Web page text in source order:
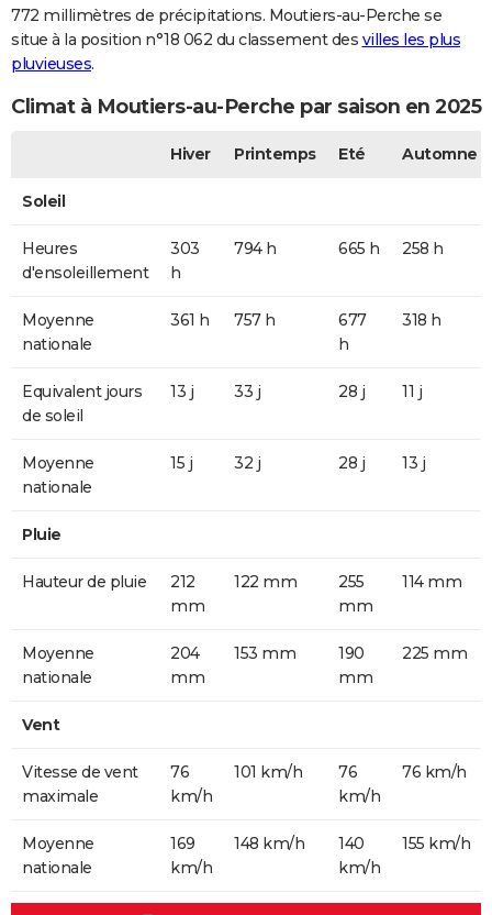
772 millimètres de précipitations. Moutiers-au-Perche se
situe à la position n°18 062 du classement des villes les plus
pluvieuses.
Climat à Moutiers-au-Perche par saison en 2025
Hiver Printemps Eté Automne
Soleil
Heures
d'ensoleillement
303
h
794 h 665 h 258 h
Moyenne
nationale
361 h 757 h
677
h
318 h
Equivalent jours
de soleil
13 j 33 j 28 j 11 j
Moyenne
nationale
15 j 32 j 28 j 13 j
Pluie
Hauteur de pluie
212
mm
122 mm
255
mm
114 mm
Moyenne
nationale
204
mm
153 mm
190
mm
225 mm
Vent
Vitesse de vent
maximale
76
km/h
101 km/h
76
km/h
76 km/h
Moyenne
nationale
169
km/h
148 km/h
140
km/h
155 km/h